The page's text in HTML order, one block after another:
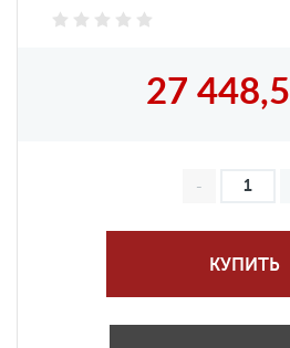
27 448,5
КУПИТЬ